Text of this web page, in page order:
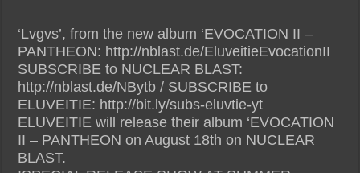
‘Lvgvs’, from the new album ‘EVOCATION II –
PANTHEON: http://nblast.de/EluveitieEvocationII
SUBSCRIBE to NUCLEAR BLAST:
http://nblast.de/NBytb / SUBSCRIBE to
ELUVEITIE: http://bit.ly/subs-eluvtie-yt
ELUVEITIE will release their album ‘EVOCATION
II – PANTHEON on August 18th on NUCLEAR
BLAST.